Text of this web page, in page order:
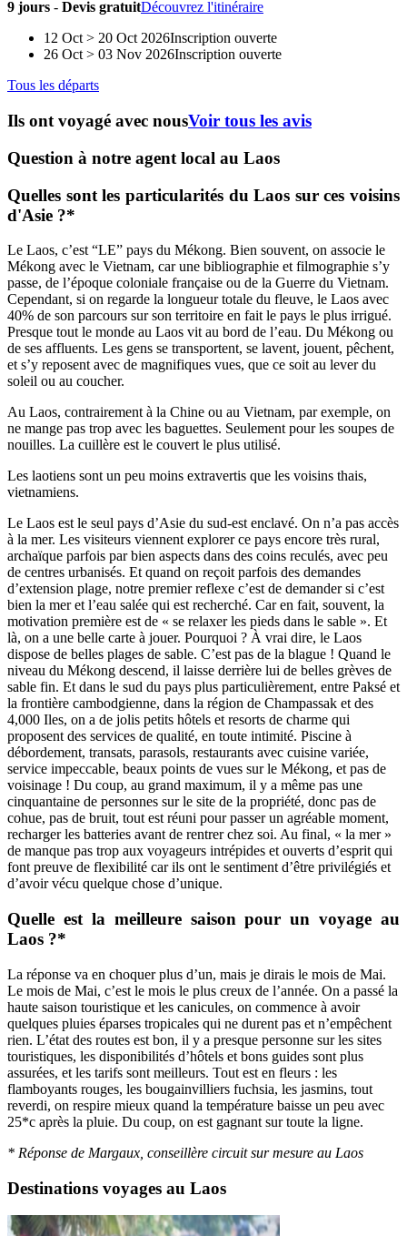
9 jours - Devis gratuitDécouvrez l'itinéraire
12 Oct > 20 Oct 2026Inscription ouverte
26 Oct > 03 Nov 2026Inscription ouverte
Tous les départs
Ils ont voyagé avec nousVoir tous les avis
Question à notre agent local au Laos
Quelles sont les particularités du Laos sur ces voisins
d'Asie ?*
Le Laos, c’est “LE” pays du Mékong. Bien souvent, on associe le
Mékong avec le Vietnam, car une bibliographie et filmographie s’y
passe, de l’époque coloniale française ou de la Guerre du Vietnam.
Cependant, si on regarde la longueur totale du fleuve, le Laos avec
40% de son parcours sur son territoire en fait le pays le plus irrigué.
Presque tout le monde au Laos vit au bord de l’eau. Du Mékong ou
de ses affluents. Les gens se transportent, se lavent, jouent, pêchent,
et s’y reposent avec de magnifiques vues, que ce soit au lever du
soleil ou au coucher.
Au Laos, contrairement à la Chine ou au Vietnam, par exemple, on
ne mange pas trop avec les baguettes. Seulement pour les soupes de
nouilles. La cuillère est le couvert le plus utilisé.
Les laotiens sont un peu moins extravertis que les voisins thais,
vietnamiens.
Le Laos est le seul pays d’Asie du sud-est enclavé. On n’a pas accès
à la mer. Les visiteurs viennent explorer ce pays encore très rural,
archaïque parfois par bien aspects dans des coins reculés, avec peu
de centres urbanisés. Et quand on reçoit parfois des demandes
d’extension plage, notre premier reflexe c’est de demander si c’est
bien la mer et l’eau salée qui est recherché. Car en fait, souvent, la
motivation première est de « se relaxer les pieds dans le sable ». Et
là, on a une belle carte à jouer. Pourquoi ? À vrai dire, le Laos
dispose de belles plages de sable. C’est pas de la blague ! Quand le
niveau du Mékong descend, il laisse derrière lui de belles grèves de
sable fin. Et dans le sud du pays plus particulièrement, entre Paksé et
la frontière cambodgienne, dans la région de Champassak et des
4,000 Iles, on a de jolis petits hôtels et resorts de charme qui
proposent des services de qualité, en toute intimité. Piscine à
débordement, transats, parasols, restaurants avec cuisine variée,
service impeccable, beaux points de vues sur le Mékong, et pas de
voisinage ! Du coup, au grand maximum, il y a même pas une
cinquantaine de personnes sur le site de la propriété, donc pas de
cohue, pas de bruit, tout est réuni pour passer un agréable moment,
recharger les batteries avant de rentrer chez soi. Au final, « la mer »
de manque pas trop aux voyageurs intrépides et ouverts d’esprit qui
font preuve de flexibilité car ils ont le sentiment d’être privilégiés et
d’avoir vécu quelque chose d’unique.
Quelle est la meilleure saison pour un voyage au
Laos ?*
La réponse va en choquer plus d’un, mais je dirais le mois de Mai.
Le mois de Mai, c’est le mois le plus creux de l’année. On a passé la
haute saison touristique et les canicules, on commence à avoir
quelques pluies éparses tropicales qui ne durent pas et n’empêchent
rien. L’état des routes est bon, il y a presque personne sur les sites
touristiques, les disponibilités d’hôtels et bons guides sont plus
assurées, et les tarifs sont meilleurs. Tout est en fleurs : les
flamboyants rouges, les bougainvilliers fuchsia, les jasmins, tout
reverdi, on respire mieux quand la température baisse un peu avec
25*c après la pluie. Du coup, on est gagnant sur toute la ligne.
* Réponse de Margaux, conseillère circuit sur mesure au Laos
Destinations voyages au Laos